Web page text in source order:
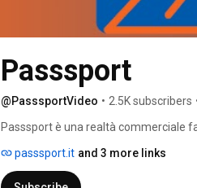
Passsport
@PasssportVideo • 2.5K subscribers
Passsport è una realtà commerciale
Outdoor e lo Sci di Fondo. La mission
quello che facciamo all' interno dei
passsport.it and 3 more links